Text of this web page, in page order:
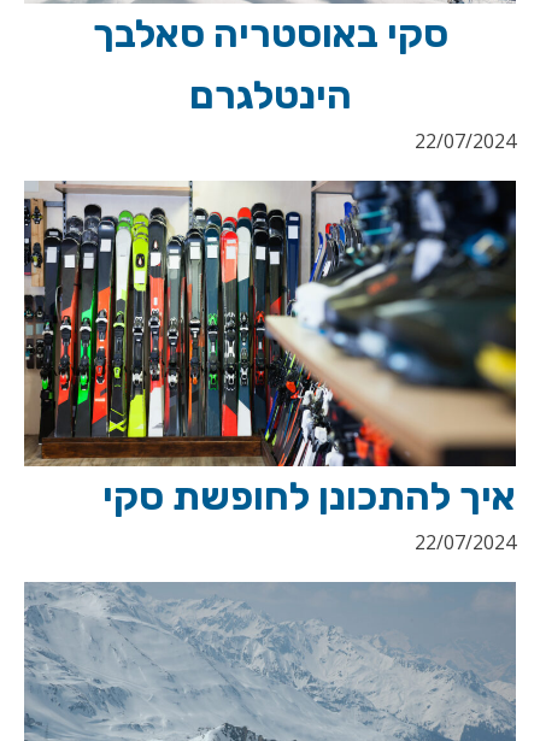
סקי באוסטריה סאלבך
הינטלגרם
22/07/2024
איך להתכונן לחופשת סקי
22/07/2024